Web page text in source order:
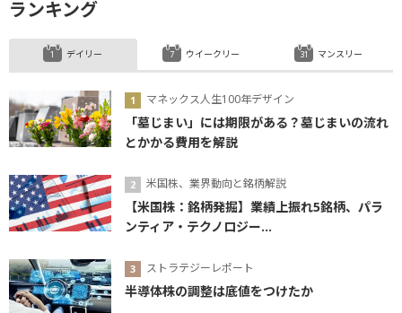
ランキング
デイリー
マネックス人生100年デザイン
「墓じまい」には期限がある？墓じまいの流れ
とかかる費用を解説
米国株、業界動向と銘柄解説
【米国株：銘柄発掘】業績上振れ5銘柄、パラ
ンティア・テクノロジー...
ストラテジーレポート
半導体株の調整は底値をつけたか
ウイークリー マンスリー